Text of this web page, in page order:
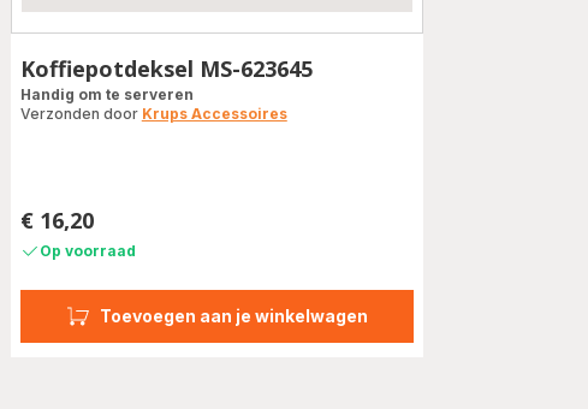
Toevoegen aan je winkelwagen
Koffiepotdeksel MS-623645
Handig om te serveren
Verzonden door Krups Accessoires
Prijs
€ 16,20
Op voorraad